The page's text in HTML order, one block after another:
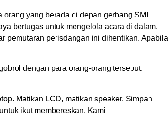
yang berada di depan gerbang SMI.
bertugas untuk mengelola acara di dalam.
pemutaran perisdangan ini dihentikan. Apabila
dengan para orang-orang tersebut.
Matikan LCD, matikan speaker. Simpan
ikut membereskan. Kami